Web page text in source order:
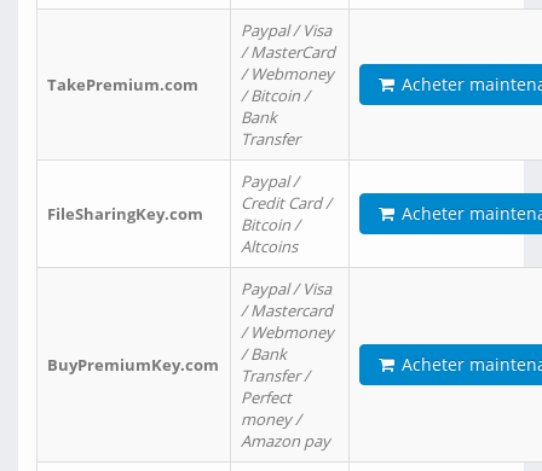
TakePremium.com
Paypal / Visa
/ MasterCard
/ Webmoney
/ Bitcoin /
Bank
Transfer
Acheter
FileSharingKey.com
Paypal /
Credit Card /
Bitcoin /
Altcoins
Acheter
BuyPremiumKey.com
Paypal / Visa
/ Mastercard
/ Webmoney
/ Bank
Transfer /
Perfect
money /
Amazon pay
Acheter